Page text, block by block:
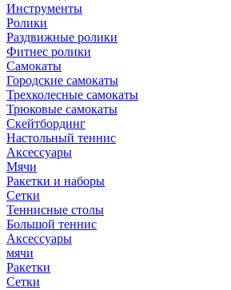
Инструменты
Ролики
Раздвижные ролики
Фитнес ролики
Самокаты
Городские самокаты
Трехколесные самокаты
Трюковые самокаты
Скейтбординг
Настольный теннис
Аксессуары
Мячи
Ракетки и наборы
Сетки
Теннисные столы
Большой теннис
Аксессуары
мячи
Ракетки
Сетки